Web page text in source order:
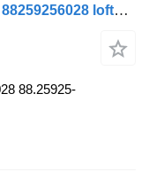
MAN LIONS CITY A23 (01.96-12.11) 88259256028 loftslampe til MAN Lion's bus (1991-)
88.25925-